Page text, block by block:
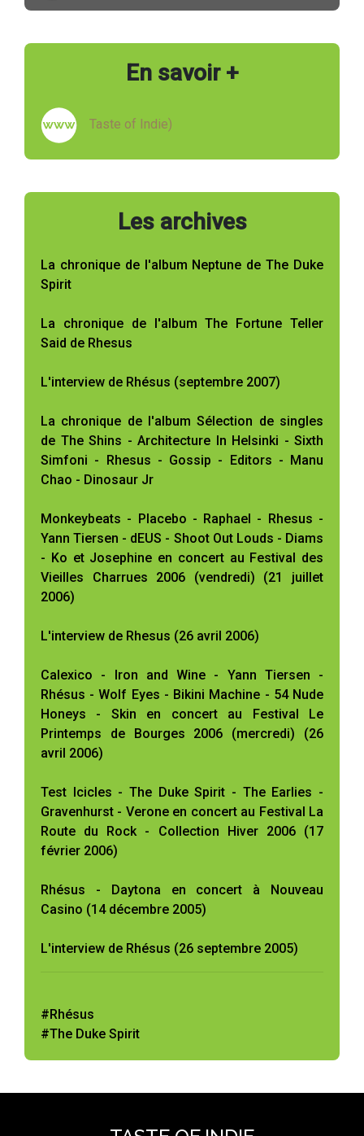
En savoir +
Taste of Indie)
Les archives
La chronique de l'album Neptune de The Duke
Spirit
La chronique de l'album The Fortune Teller
Said de Rhesus
L'interview de Rhésus (septembre 2007)
La chronique de l'album Sélection de singles
de The Shins - Architecture In Helsinki - Sixth
Simfoni - Rhesus - Gossip - Editors - Manu
Chao - Dinosaur Jr
Monkeybeats - Placebo - Raphael - Rhesus -
Yann Tiersen - dEUS - Shoot Out Louds - Diams
- Ko et Josephine en concert au Festival des
Vieilles Charrues 2006 (vendredi) (21 juillet
2006)
L'interview de Rhesus (26 avril 2006)
Calexico - Iron and Wine - Yann Tiersen -
Rhésus - Wolf Eyes - Bikini Machine - 54 Nude
Honeys - Skin en concert au Festival Le
Printemps de Bourges 2006 (mercredi) (26
avril 2006)
Test Icicles - The Duke Spirit - The Earlies -
Gravenhurst - Verone en concert au Festival La
Route du Rock - Collection Hiver 2006 (17
février 2006)
Rhésus - Daytona en concert à Nouveau
Casino (14 décembre 2005)
L'interview de Rhésus (26 septembre 2005)
#Rhésus
#The Duke Spirit